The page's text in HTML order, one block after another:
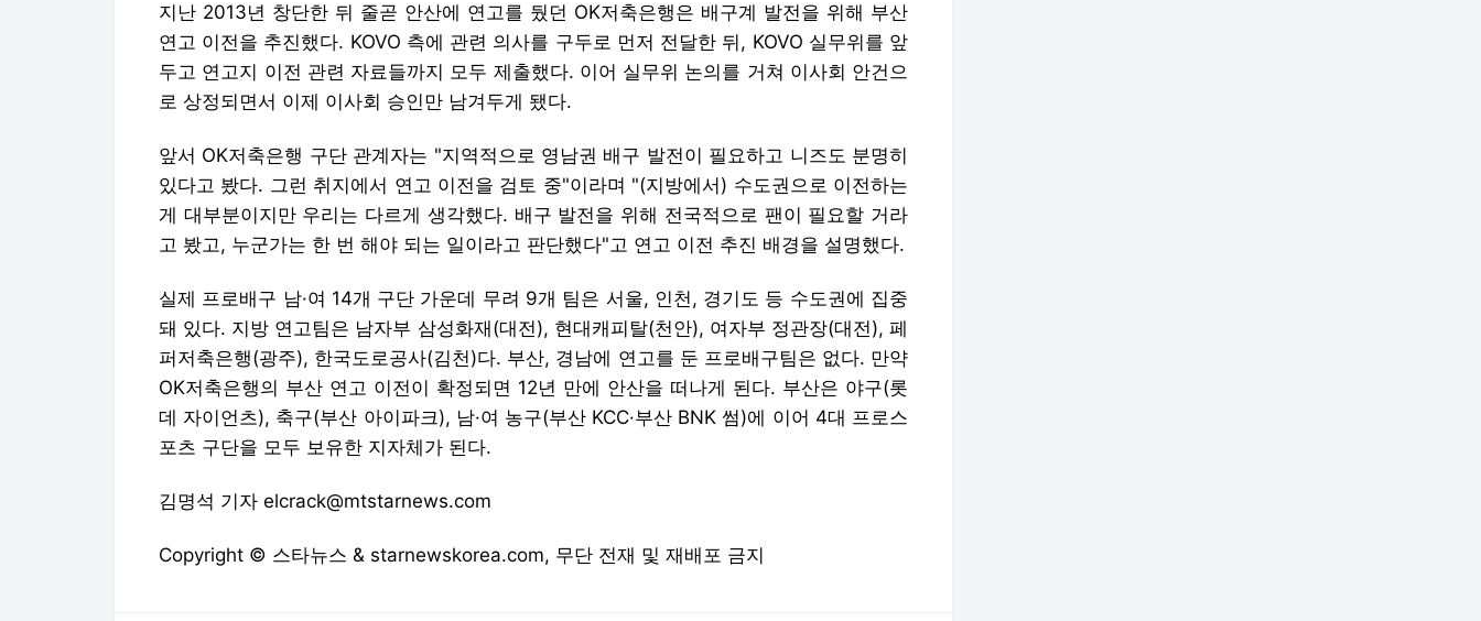
지난 2013년 창단한 뒤 줄곧 안산에 연고를 뒀던 OK저축은행은 배구계 발전을 위해 부산
연고 이전을 추진했다. KOVO 측에 관련 의사를 구두로 먼저 전달한 뒤, KOVO 실무위를 앞
두고 연고지 이전 관련 자료들까지 모두 제출했다. 이어 실무위 논의를 거쳐 이사회 안건으
로 상정되면서 이제 이사회 승인만 남겨두게 됐다.
앞서 OK저축은행 구단 관계자는 "지역적으로 영남권 배구 발전이 필요하고 니즈도 분명히
있다고 봤다. 그런 취지에서 연고 이전을 검토 중"이라며 "(지방에서) 수도권으로 이전하는
게 대부분이지만 우리는 다르게 생각했다. 배구 발전을 위해 전국적으로 팬이 필요할 거라
고 봤고, 누군가는 한 번 해야 되는 일이라고 판단했다"고 연고 이전 추진 배경을 설명했다.
실제 프로배구 남·여 14개 구단 가운데 무려 9개 팀은 서울, 인천, 경기도 등 수도권에 집중
돼 있다. 지방 연고팀은 남자부 삼성화재(대전), 현대캐피탈(천안), 여자부 정관장(대전), 페
퍼저축은행(광주), 한국도로공사(김천)다. 부산, 경남에 연고를 둔 프로배구팀은 없다. 만약
OK저축은행의 부산 연고 이전이 확정되면 12년 만에 안산을 떠나게 된다. 부산은 야구(롯
데 자이언츠), 축구(부산 아이파크), 남·여 농구(부산 KCC·부산 BNK 썸)에 이어 4대 프로스
포츠 구단을 모두 보유한 지자체가 된다.
김명석 기자 elcrack@mtstarnews.com
Copyright © 스타뉴스 & starnewskorea.com, 무단 전재 및 재배포 금지